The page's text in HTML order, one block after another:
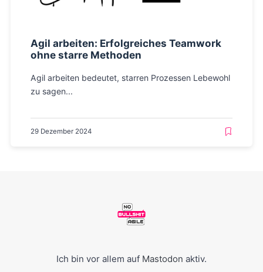
Agil arbeiten: Erfolgreiches Teamwork
ohne starre Methoden
Agil arbeiten bedeutet, starren Prozessen Lebewohl
zu sagen...
29 Dezember 2024
Ich bin vor allem auf Mastodon aktiv.